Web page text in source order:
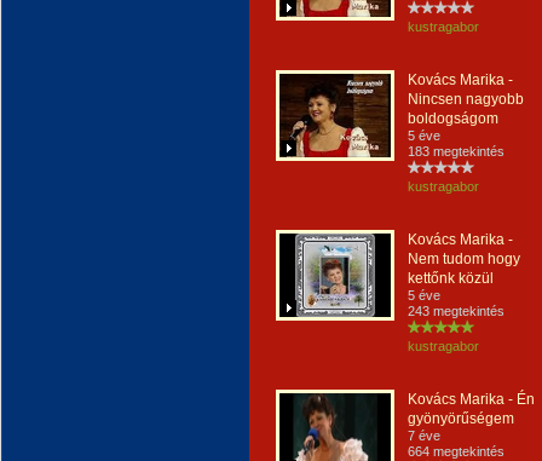
kustragabor
Kovács Marika -
Nincsen nagyobb
boldogságom
5 éve
183 megtekintés
kustragabor
Kovács Marika -
Nem tudom hogy
kettőnk közül
5 éve
243 megtekintés
kustragabor
Kovács Marika - Én
gyönyörűségem
7 éve
664 megtekintés